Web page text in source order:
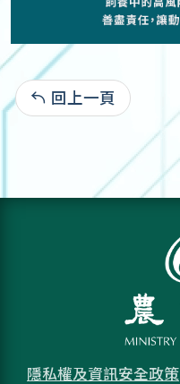
回上一頁
隱私權及資訊安全政策